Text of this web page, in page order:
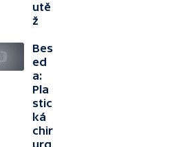
utě
ž
Bes
ed
a:
Pla
stic
ká
chir
urg